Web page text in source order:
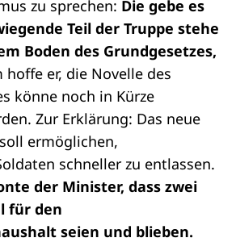
zu sprechen: Die gebe es
Teil der Truppe stehe
Boden des Grundgesetzes,
hoffe er, die Novelle des
könne noch in Kürze
Zur Erklärung: Das neue
ermöglichen,
schneller zu entlassen.
der Minister, dass zwei
für den
seien und blieben.